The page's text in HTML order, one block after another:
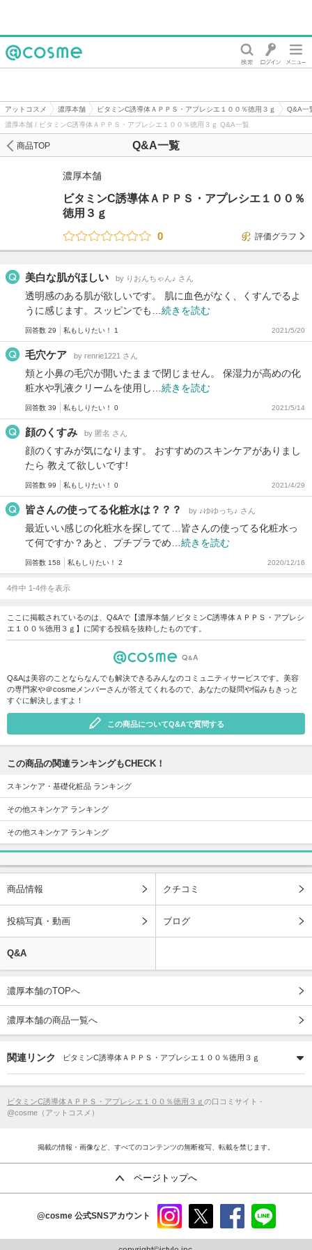
アットコスメ 濃厚本舗 ビタミンC誘導体ＡＰＰＳ・アプレシエ１００％徳用３ｇ
Q&A一
濃厚本舗 / ビタミンC誘導体ＡＰＰＳ・アプレシエ１００％徳用３ｇ Q&A一覧
Q&A一覧
商品TOP
濃厚本舗
ビタミンC誘導体ＡＰＰＳ・アプレシエ１００％
徳用３ｇ
0
評価グラフ
美白な肌がほしい by りおんちゃん♪ さん
透明感のある肌が欲しいです。 肌に血色がなく、くすんでるよ
うに感じます。スッピンでも… 続きを読む
回答数 29 私もしりたい！ 1 2021/5/20
毛穴ケア by renrie1221 さん
頬と小鼻の毛穴が開いたままで閉じません。 保湿力が高めの化
粧水や乳液クリームを使用し… 続きを読む
回答数 39 私もしりたい！ 0 2021/5/14
顔のくすみ by 匿名 さん
顔のくすみが気になります。 おすすめのスキンケアがありまし
たら 教えて欲しいです!
回答数 99 私もしりたい！ 0 2021/4/29
皆さんの使ってる化粧水は？？？ by ♪ゆゆっち♪ さん
最近いい感じの化粧水を探してて…皆さんの使ってる化粧水っ
て何ですか？あと、プチプラでめ… 続きを読む
回答数 158 私もしりたい！ 2 2020/12/16
4件中 1-4件を表示
ここに掲載されているのは、Q&Aで【濃厚本舗／ビタミンC誘導体ＡＰＰＳ・アプレシ
エ１００％徳用３ｇ】に関する投稿を抜粋したものです。
Q&Aは美容のことならなんでも解決できるみんなのコミュニティサービスです。美容
の専門家や＠cosmeメンバーさんが答えてくれるので、あなたの疑問や悩みもきっと
すぐに解決しますよ！
この商品についてQ&Aで質問する
この商品の関連ランキングもCHECK！
スキンケア・基礎化粧品 ランキング
その他スキンケア ランキング
その他スキンケア ランキング
商品情報 クチコミ
投稿写真・動画 ブログ
Q&A
濃厚本舗のTOPへ
濃厚本舗の商品一覧へ
関連リンク ビタミンC誘導体ＡＰＰＳ・アプレシエ１００％徳用３ｇ
ビタミンC誘導体ＡＰＰＳ・アプレシエ１００％徳用３ｇ の口コミサイト -
@cosme（アットコスメ）
掲載の情報・画像など、すべてのコンテンツの無断複写、転載を禁じます。
ページトップへ
@cosme 公式SNSアカウント
ram